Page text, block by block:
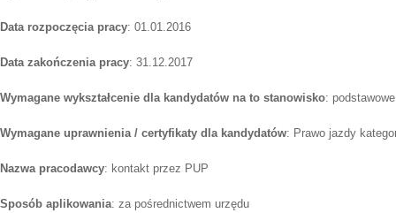
Data rozpoczęcia pracy: 01.01.2016
Data zakończenia pracy: 31.12.2017
Wymagane wykształcenie dla kandydatów na to stanowisko: podstawowe
Wymagane uprawnienia / certyfikaty dla kandydatów: Prawo jazdy
Nazwa pracodawcy: kontakt przez PUP
Sposób aplikowania: za pośrednictwem urzędu